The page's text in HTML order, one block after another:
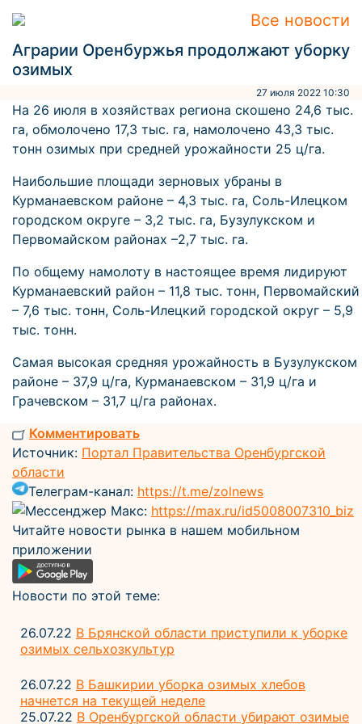
Все новости
Аграрии Оренбуржья продолжают уборку
озимых
27 июля 2022 10:30
На 26 июля в хозяйствах региона скошено 24,6 тыс.
га, обмолочено 17,3 тыс. га, намолочено 43,3 тыс.
тонн озимых при средней урожайности 25 ц/га.
Наибольшие площади зерновых убраны в
Курманаевском районе – 4,3 тыс. га, Соль-Илецком
городском округе – 3,2 тыс. га, Бузулукском и
Первомайском районах –2,7 тыс. га.
По общему намолоту в настоящее время лидируют
Курманаевский район – 11,8 тыс. тонн, Первомайский
– 7,6 тыс. тонн, Соль-Илецкий городской округ – 5,9
тыс. тонн.
Самая высокая средняя урожайность в Бузулукском
районе – 37,9 ц/га, Курманаевском – 31,9 ц/га и
Грачевском – 31,7 ц/га районах.
Комментировать
Источник: Портал Правительства Оренбургской
области
Телеграм-канал: https://t.me/zolnews
Мессенджер Макс: https://max.ru/id5008007310_biz
Читайте новости рынка в нашем мобильном
приложении
Новости по этой теме:
26.07.22 В Брянской области приступили к уборке
озимых сельхозкультур
26.07.22 В Башкирии уборка озимых хлебов
начнется на текущей неделе
25.07.22 В Оренбургской области убирают озимые